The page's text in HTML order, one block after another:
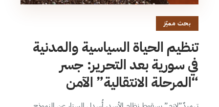
بحث مميّز
تنظيم الحياة السياسية والمدنية
في سورية بعد التحرير: جسر
“المرحلة الانتقالية” الآمن